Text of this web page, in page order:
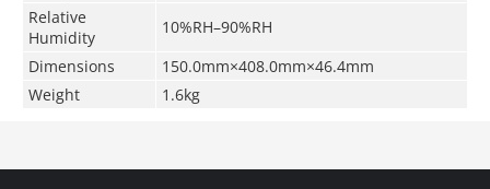
Relative
Humidity
10%RH–90%RH
Dimensions
150.0mm×408.0mm×46.4mm
Weight
1.6kg